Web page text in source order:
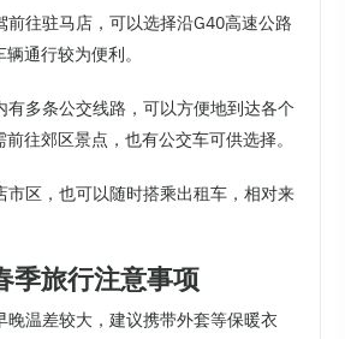
前往驻马店，可以选择沿G40高速公路
通行较为便利。
有多条公交线路，可以方便地到达各个
往郊区景点，也有公交车可供选择。
市区，也可以随时搭乘出租车，相对来
季旅行注意事项
晚温差较大，建议携带外套等保暖衣